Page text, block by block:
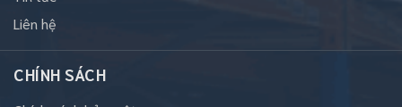
Liên hệ
CHÍNH SÁCH